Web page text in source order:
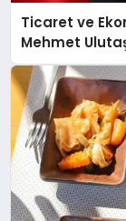
Ticaret ve
Mehmet
açıklamada